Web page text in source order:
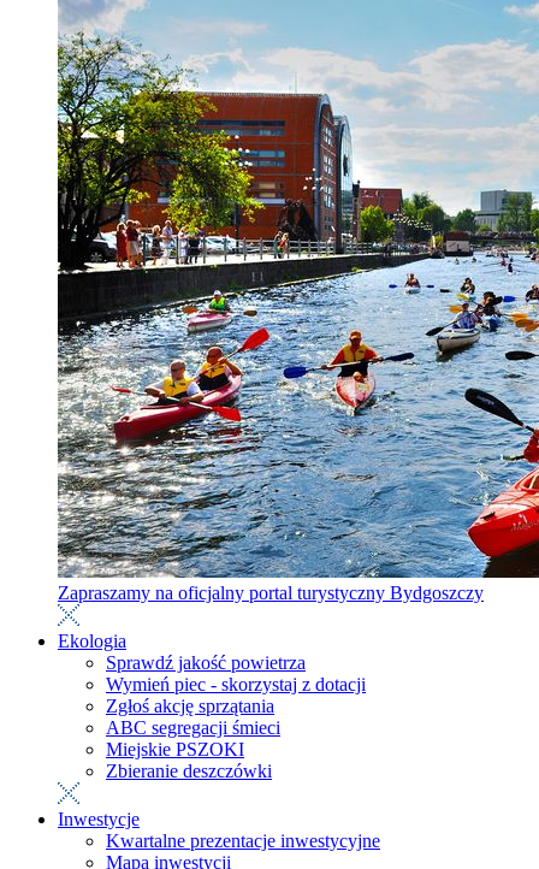
Zapraszamy na oficjalny portal turystyczny Bydgoszczy
Ekologia
Sprawdź jakość powietrza
Wymień piec - skorzystaj z dotacji
Zgłoś akcję sprzątania
ABC segregacji śmieci
Miejskie PSZOKI
Zbieranie deszczówki
Inwestycje
Kwartalne prezentacje inwestycyjne
Mapa inwestycji